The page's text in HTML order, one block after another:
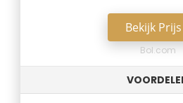
Bekijk Prijs
Bol.com